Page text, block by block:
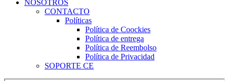
NOSOTROS
CONTACTO
Políticas
Política de Coockies
Política de entrega
Política de Reembolso
Política de Privacidad
SOPORTE CE